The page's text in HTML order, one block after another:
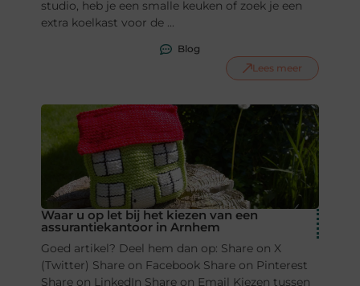
studio, heb je een smalle keuken of zoek je een
extra koelkast voor de ...
Blog
Lees meer
Waar u op let bij het kiezen van een
assurantiekantoor in Arnhem
Goed artikel? Deel hem dan op: Share on X
(Twitter) Share on Facebook Share on Pinterest
Share on LinkedIn Share on Email Kiezen tussen